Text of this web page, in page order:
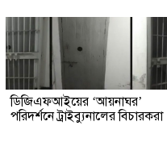
ডিজিএফআইয়ের ‘আয়নাঘর’
পরিদর্শনে ট্রাইব্যুনালের বিচারকরা